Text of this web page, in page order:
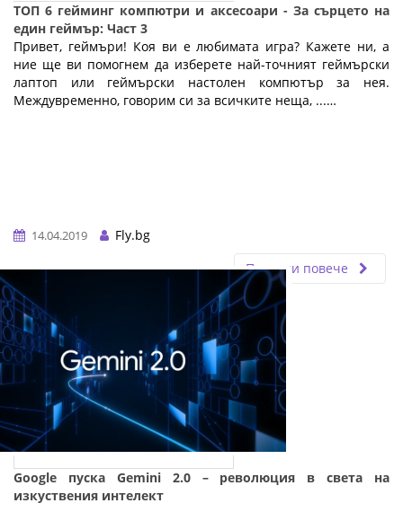
ТОП 6 гейминг компютри и аксесоари - За сърцето на
един геймър: Част 3
Привет, геймъри! Коя ви е любимата игра? Кажете ни, а
ние ще ви помогнем да изберете най-точният геймърски
лаптоп или геймърски настолен компютър за нея.
Междувременно, говорим си за всичките неща, ...…
14.04.2019
Fly.bg
Прочети повече
Google пуска Gemini 2.0 – революция в света на
изкуствения интелект